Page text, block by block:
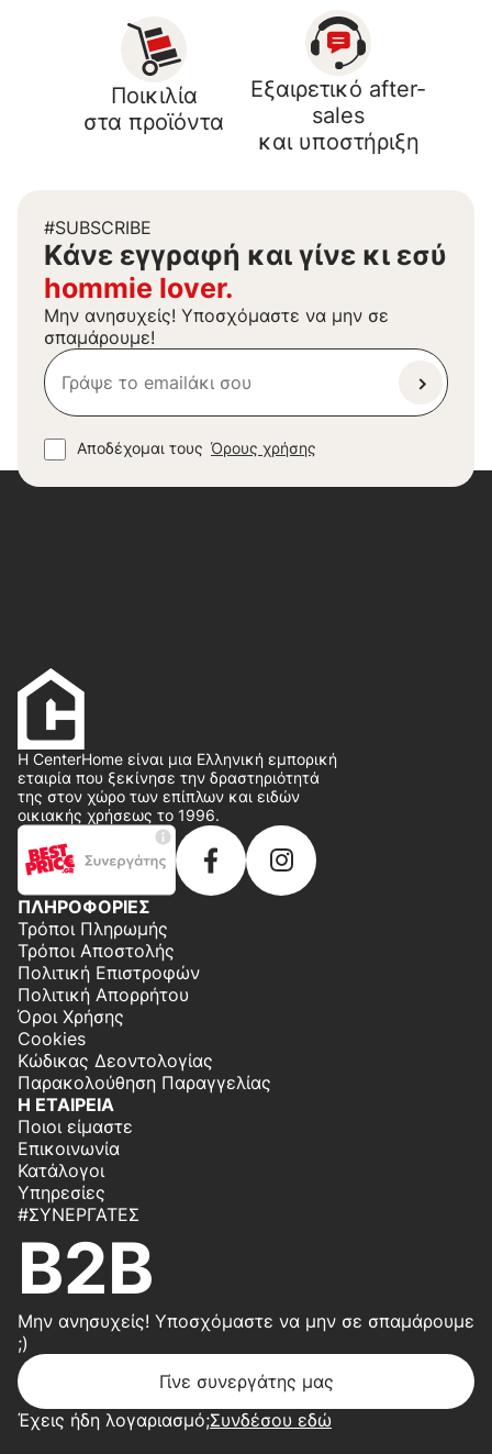
Ποικιλία
στα προϊόντα
Εξαιρετικό after-
sales
και υποστήριξη
#SUBSCRIBE
Kάνε εγγραφή και γίνε κι εσύ
hommie lover.
Μην ανησυχείς! Υποσχόμαστε να μην σε
σπαμάρουμε!
Αποδέχομαι τους Όρους χρήσης
Η CenterHome είναι μια Ελληνική εμπορική
εταιρία που ξεκίνησε την δραστηριότητά
της στον χώρο των επίπλων και ειδών
οικιακής χρήσεως το 1996.
ΠΛΗΡΟΦΟΡΙΕΣ
Τρόποι Πληρωμής
Τρόποι Αποστολής
Πολιτική Επιστροφών
Πολιτική Απορρήτου
Όροι Χρήσης
Cookies
Κώδικας Δεοντολογίας
Παρακολούθηση Παραγγελίας
Η ΕΤΑΙΡΕΙΑ
Ποιοι είμαστε
Επικοινωνία
Κατάλογοι
Υπηρεσίες
#ΣΥΝΕΡΓΆΤΕΣ
B2B
Μην ανησυχείς! Υποσχόμαστε να μην σε σπαμάρουμε
;)
Γίνε συνεργάτης μας
Έχεις ήδη λογαριασμό;Συνδέσου εδώ